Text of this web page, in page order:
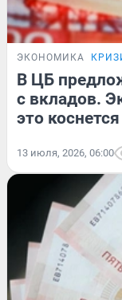
ЭКОНОМИКА
В ЦБ
с вкладов.
это коснется
13 июля, 2026, 06:00